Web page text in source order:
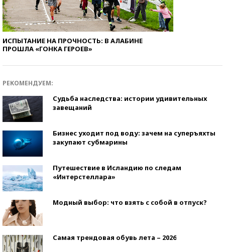
ИСПЫТАНИЕ НА ПРОЧНОСТЬ: В АЛАБИНЕ
ПРОШЛА «ГОНКА ГЕРОЕВ»
РЕКОМЕНДУЕМ:
Судьба наследства: истории удивительных
завещаний
Бизнес уходит под воду: зачем на суперъяхты
закупают субмарины
Путешествие в Исландию по следам
«Интерстеллара»
Модный выбор: что взять с собой в отпуск?
Самая трендовая обувь лета – 2026